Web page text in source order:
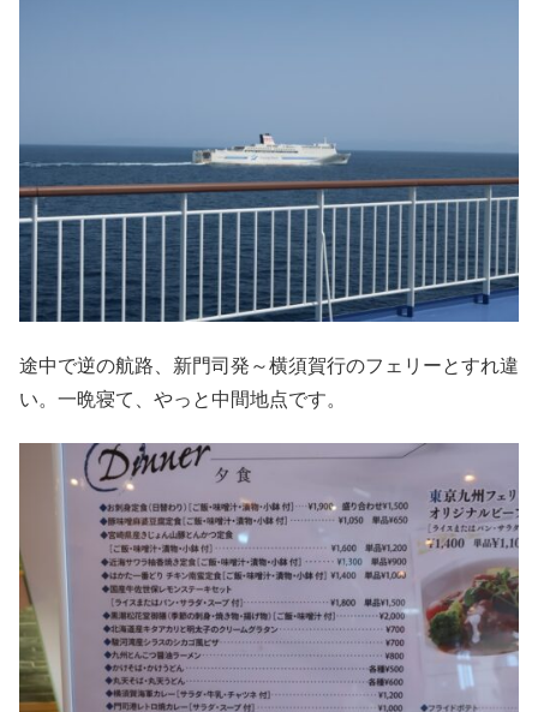
途中で逆の航路、新門司発～横須賀行のフェリーとすれ違
い。一晩寝て、やっと中間地点です。